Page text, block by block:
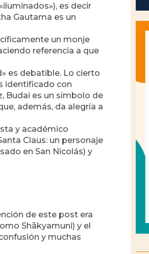
es decir
Gautama es un
un monje
referencia a que
es debatible. Lo cierto
identificado con
Budai es un símbolo de
además, da alegría a
y académico
Claus: un personaje
en San Nicolás) y
de este post era
Shākyamuni) y el
y muchas